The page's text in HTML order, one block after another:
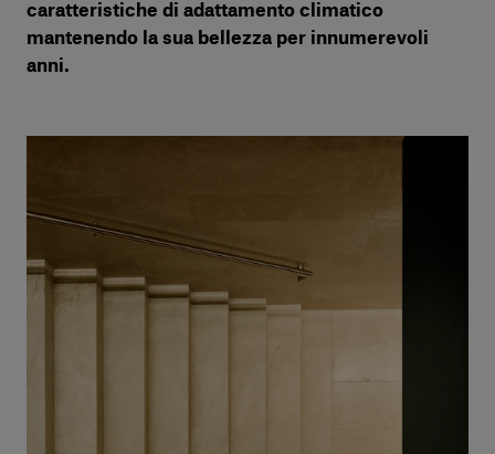
caratteristiche di adattamento climatico
mantenendo la sua bellezza per innumerevoli
anni.